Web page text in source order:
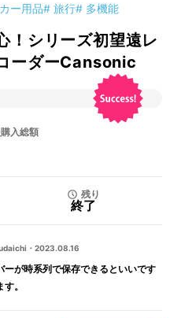
ー用品# 旅行# 多機能
！シリーズ初望遠レ
ーダーCansonic
入総額
残り
終了
・ 2023.08.16
ーが時系列で保存できるといいです
。